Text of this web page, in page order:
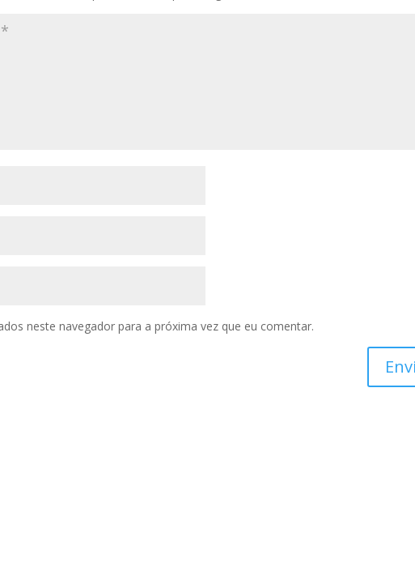
neste navegador para a próxima vez que eu comentar.